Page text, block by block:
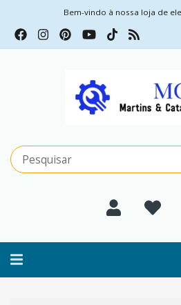
Bem-vindo à nossa loja de
Alternar